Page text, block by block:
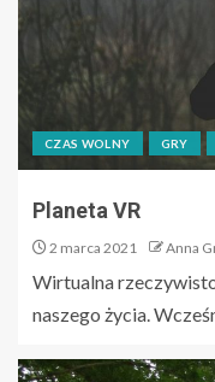
CZAS WOLNY GRY
Planeta VR
2 marca 2021 Anna
Wirtualna
naszego życia.